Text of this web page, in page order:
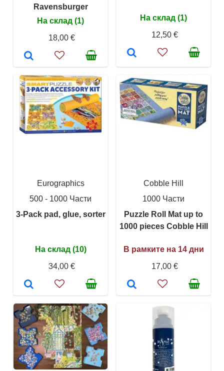
Ravensburger
На склад (1)
18,00 €
На склад (1)
12,50 €
Eurographics
500 - 1000 Части
3-Pack pad, glue, sorter
На склад (10)
34,00 €
Cobble Hill
1000 Части
Puzzle Roll Mat up to
1000 pieces Cobble Hill
В рамките на 14 дни
17,00 €